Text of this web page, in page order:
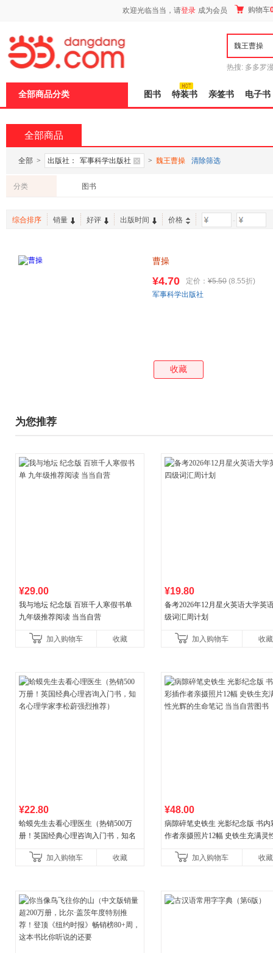
欢迎光临当当，请登录 成为会员 购物车
热搜: 多多罗
全部商品分类 图书 特装书 亲签书 电子书
全部商品
全部 > 出版社： 军事科学出版社 > 魏王曹操 清除筛选
分类 图书
综合排序 销量 好评 出版时间 价格 -
曹操
¥4.70 定价： ¥5.50 (8.55折)
军事科学出版社
收藏
为您推荐
¥29.00
我与地坛 纪念版 百班千人寒假书单
九年级推荐阅读 当当自营
加入购物车 收藏
¥19.80
备考2026年12月星火英语大学英
级词汇周计划
加入购物车 收藏
¥22.80
蛤蟆先生去看心理医生（热销500万
册！英国经典心理咨询入门书，知名
加入购物车
收藏
¥48.00
病隙碎笔史铁生 光影纪念版 书内
作者亲摄照片12幅 史铁生充满灵
加入购物车
收藏
页
加